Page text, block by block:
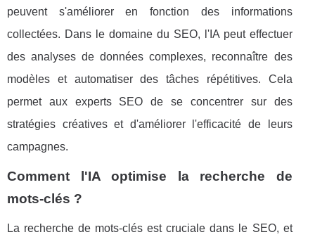
peuvent s'améliorer en fonction des informations
collectées. Dans le domaine du SEO, l'IA peut effectuer
des analyses de données complexes, reconnaître des
modèles et automatiser des tâches répétitives. Cela
permet aux experts SEO de se concentrer sur des
stratégies créatives et d'améliorer l'efficacité de leurs
campagnes.
Comment l'IA optimise la recherche de
mots-clés ?
La recherche de mots-clés est cruciale dans le SEO, et